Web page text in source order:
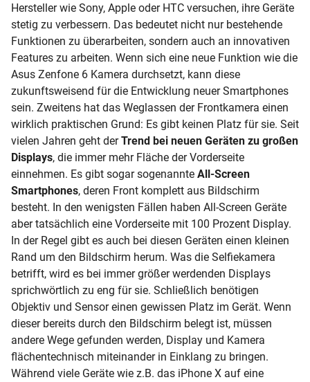
Hersteller wie Sony, Apple oder HTC versuchen, ihre Geräte
stetig zu verbessern. Das bedeutet nicht nur bestehende
Funktionen zu überarbeiten, sondern auch an innovativen
Features zu arbeiten. Wenn sich eine neue Funktion wie die
Asus Zenfone 6 Kamera durchsetzt, kann diese
zukunftsweisend für die Entwicklung neuer Smartphones
sein. Zweitens hat das Weglassen der Frontkamera einen
wirklich praktischen Grund: Es gibt keinen Platz für sie. Seit
vielen Jahren geht der Trend bei neuen Geräten zu großen
Displays, die immer mehr Fläche der Vorderseite
einnehmen. Es gibt sogar sogenannte All-Screen
Smartphones, deren Front komplett aus Bildschirm
besteht. In den wenigsten Fällen haben All-Screen Geräte
aber tatsächlich eine Vorderseite mit 100 Prozent Display.
In der Regel gibt es auch bei diesen Geräten einen kleinen
Rand um den Bildschirm herum. Was die Selfiekamera
betrifft, wird es bei immer größer werdenden Displays
sprichwörtlich zu eng für sie. Schließlich benötigen
Objektiv und Sensor einen gewissen Platz im Gerät. Wenn
dieser bereits durch den Bildschirm belegt ist, müssen
andere Wege gefunden werden, Display und Kamera
flächentechnisch miteinander in Einklang zu bringen.
Während viele Geräte wie z.B. das iPhone X auf eine